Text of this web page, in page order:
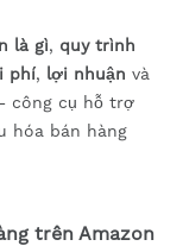
là gì, quy trình
phí, lợi nhuận và
công cụ hỗ trợ
hóa bán hàng
trên Amazon